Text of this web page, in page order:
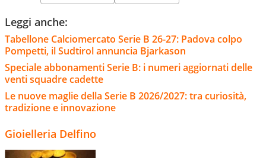
Leggi anche:
Tabellone Calciomercato Serie B 26-27: Padova colpo
Pompetti, il Sudtirol annuncia Bjarkason
Speciale abbonamenti Serie B: i numeri aggiornati delle
venti squadre cadette
Le nuove maglie della Serie B 2026/2027: tra curiosità,
tradizione e innovazione
Gioielleria Delfino